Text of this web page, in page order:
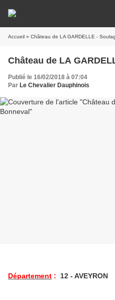
Accueil » Château de LA GARDELLE -
Château de LA
Publié le 16/02/2018 à 07:04
Par Le Chevalier Dauphinois
Département : 12 - AVEYRON